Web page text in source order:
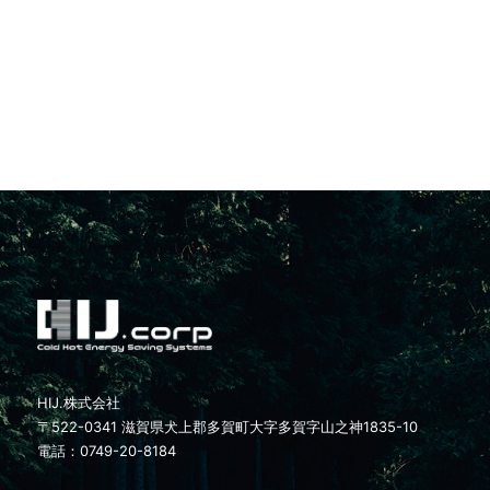
HIJ.株式会社
〒522-0341 滋賀県犬上郡多賀町大字多賀字山之神1835-10
電話：0749-20-8184